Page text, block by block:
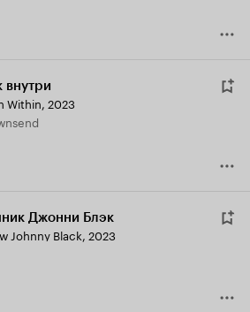
внутри
Within, 2023
Джонни Блэк
Johnny Black, 2023